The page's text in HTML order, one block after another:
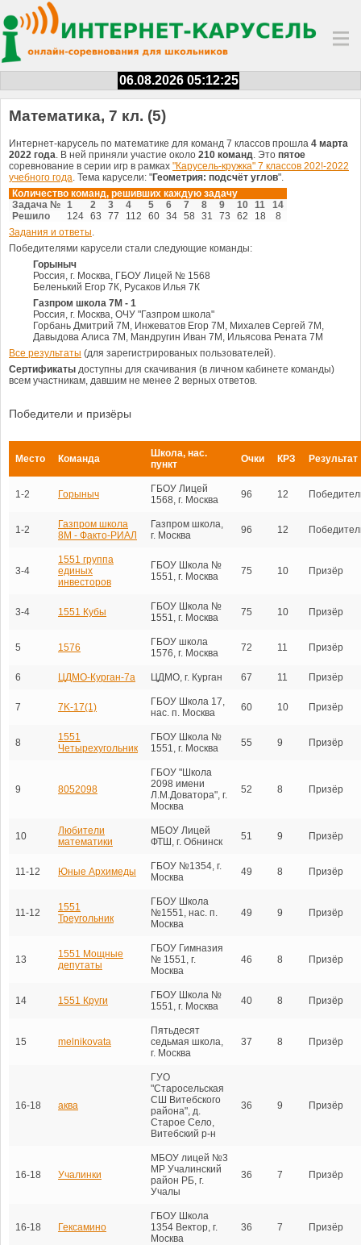
06.08.2026 05:12:25
Математика, 7 кл. (5)
Интернет-карусель по математике для команд 7 классов прошла 4 марта
2022 года . В ней приняли участие около 210 команд . Это пятое
соревнование в серии игр в рамках "Карусель-кружка" 7 классов 202!-2022
учебного года . Тема карусели: "Геометрия: подсчёт углов".
Количество команд, решивших каждую задачу
Задача №
1 2 3 4 5 6 7 8 9 10 11
14
Решило
124 63 77 112 60 34 58 31 73 62 18
8
Задания и ответы
Победителями карусели стали следующие команды:
Горыныч
Россия, г. Москва, ГБОУ Лицей № 1568
Беленький Егор 7К, Русаков Илья 7К
Газпром школа 7М - 1
Россия, г. Москва, ОЧУ "Газпром школа"
Горбань Дмитрий 7М, Инжеватов Егор 7М, Михалев Сергей 7М,
Давыдова Алиса 7М, Мандругин Иван 7М, Ильясова Рената 7М
Все результаты (для зарегистрированых пользователей).
Сертификаты доступны для скачивания (в личном кабинете команды)
всем участникам, давшим не менее 2 верных ответов.
Победители и призёры
Место Команда
Школа, нас.
пункт
Очки КРЗ Результат
1-2 Горыныч
ГБОУ Лицей
1568, г. Москва
96 12
1-2
Газпром школа
8М - Факто-РИАЛ
Газпром школа,
г. Москва
96 12
3-4
1551 группа
единых
инвесторов
ГБОУ Школа №
1551, г. Москва
75 10 Призёр
3-4 1551 Кубы
ГБОУ Школа №
1551, г. Москва
75 10 Призёр
5 1576
ГБОУ школа
1576, г. Москва
72 11 Призёр
6 ЦДМО-Курган-7а ЦДМО, г. Курган 67 11 Призёр
7 7K-17(1)
ГБОУ Школа 17,
нас. п. Москва
60 10 Призёр
8
1551
Четырехугольник
ГБОУ Школа №
1551, г. Москва
55 9 Призёр
9 8052098
ГБОУ "Школа
2098 имени
Л.М.Доватора", г.
Москва
52 8 Призёр
10
Любители
математики
МБОУ Лицей
ФТШ, г. Обнинск
51 9 Призёр
11-12 Юные Архимеды
ГБОУ №1354, г.
Москва
49 8 Призёр
11-12
1551
Треугольник
ГБОУ Школа
№1551, нас. п.
Москва
49 9 Призёр
13
1551 Мощные
депутаты
ГБОУ Гимназия
№ 1551, г.
Москва
46 8 Призёр
14 1551 Круги
ГБОУ Школа №
1551, г. Москва
40 8 Призёр
15 melnikovata
Пятьдесят
седьмая школа,
г. Москва
37 8 Призёр
16-18 аква
ГУО
"Старосельская
СШ Витебского
района", д.
Старое Село,
Витебский р-н
36 9 Призёр
16-18 Учалинки
МБОУ лицей №3
МР Учалинский
район РБ, г.
Учалы
36 7 Призёр
16-18 Гексамино
ГБОУ Школа
1354 Вектор, г.
Москва
36 7 Призёр